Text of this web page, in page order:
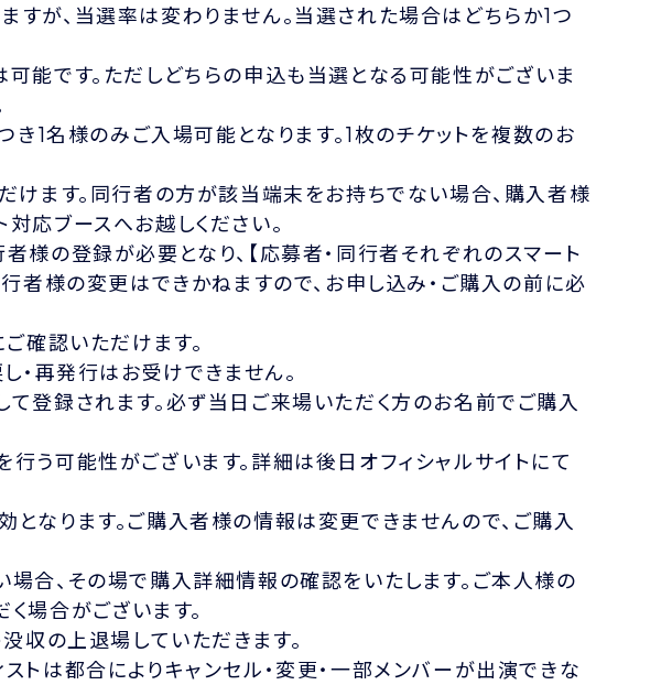
が、当選率は変わりません。当選された場合はどちらか1つ
能です。ただしどちらの申込も当選となる可能性がございま
き1名様のみご入場可能となります。1枚のチケットを複数のお
けます。同行者の方が該当端末をお持ちでない場合、購入者様
応ブースへお越しください。
の登録が必要となり、【応募者・同行者それぞれのスマート
者様の変更はできかねますので、お申し込み・ご購入の前に必
確認いただけます。
・再発行はお受けできません。
登録されます。必ず当日ご来場いただく方のお名前でご購入
う可能性がございます。詳細は後日オフィシャルサイトにて
なります。ご購入者様の情報は変更できませんので、ご購入
合、その場で購入詳細情報の確認をいたします。ご本人様の
場合がございます。
収の上退場していただきます。
は都合によりキャンセル・変更・一部メンバーが出演できな